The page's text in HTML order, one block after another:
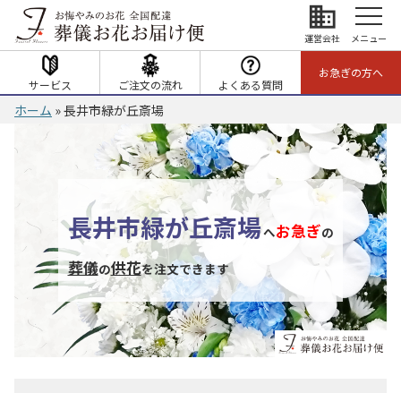
business
運営会社 メニュー
サービス ご注文の流れ よくある質問
お急ぎの方へ
ホーム »長井市緑が丘斎場
長井市緑が丘斎場へお急ぎの
葬儀の供花を注文できます